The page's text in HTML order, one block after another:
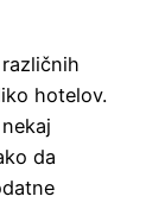
hotelov.
da